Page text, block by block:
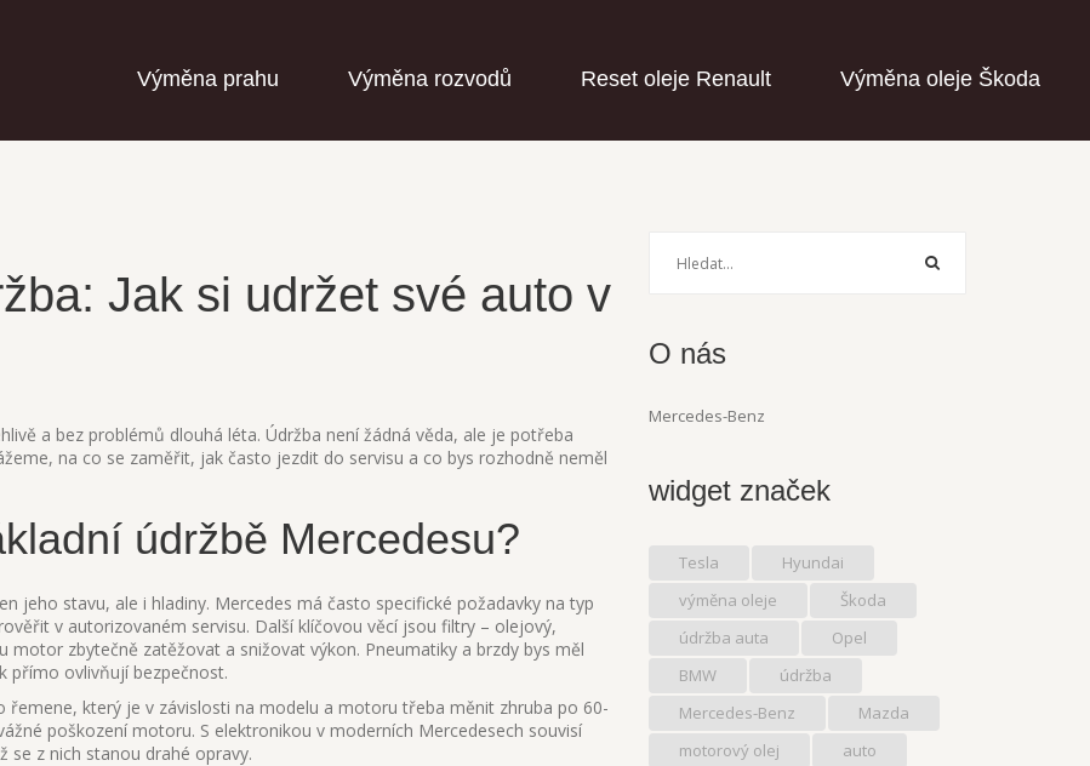
Výměna prahu Výměna rozvodů Reset oleje Renault Výměna oleje Škoda
Jak si udržet své auto v
a bez problémů dlouhá léta. Údržba není žádná věda, ale je potřeba
na co se zaměřit, jak často jezdit do servisu a co bys rozhodně neměl
údržbě Mercedesu?
jeho stavu, ale i hladiny. Mercedes má často specifické požadavky na typ
v autorizovaném servisu. Další klíčovou věcí jsou filtry – olejový,
motor zbytečně zatěžovat a snižovat výkon. Pneumatiky a brzdy bys měl
přímo ovlivňují bezpečnost.
který je v závislosti na modelu a motoru třeba měnit zhruba po 60-
poškození motoru. S elektronikou v moderních Mercedesech souvisí
se z nich stanou drahé opravy.
O nás
Mercedes-Benz
widget značek
Tesla
Hyundai
výměna oleje
Škoda
údržba auta
Opel
BMW
údržba
Mercedes-Benz
Mazda
motorový olej
auto